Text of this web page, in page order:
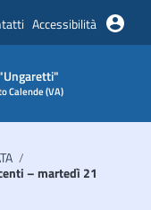
Accessibilità
Calende (VA)
/
– martedì 21